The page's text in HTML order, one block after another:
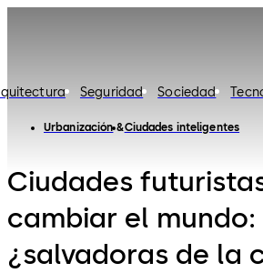
Seguridad Sociedad
Urbanización Ciudades inteligentes
Ciudades
cambiar el mundo:
¿salvadoras de la